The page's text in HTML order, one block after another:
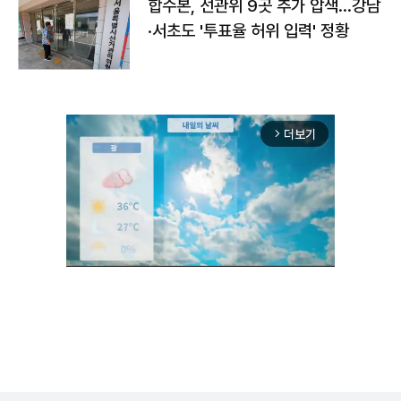
합수본, 선관위 9곳 추가 압색…강남
·서초도 '투표율 허위 입력' 정황
arrow_forward_ios 더보기